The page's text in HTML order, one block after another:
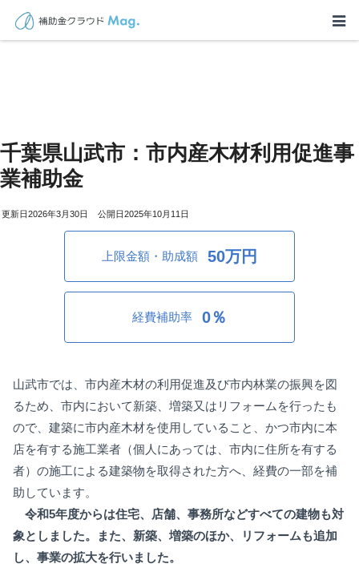
千葉県山武市：市内産木材利用促進事
業補助金
2026年3月30日 2025年10月11日
上限金額・助成額 50万円
経費補助率 0％
山武市では、市内産木材の利用促進及び市内林業の振興を図
るため、市内において新築、増築又はリフォームを行ったも
ので、建築に市内産木材を使用していること、かつ市内に本
店を有する施工業者（個人にあっては、市内に住所を有する
者）の施工による建築物を取得された方へ、経費の一部を補
助しています。
令和5年度からは住宅、店舗、事務所などすべての建物も対
象としました。
また、新築、増築のほか、リフォームも追加
し、事業の拡大を行いました。